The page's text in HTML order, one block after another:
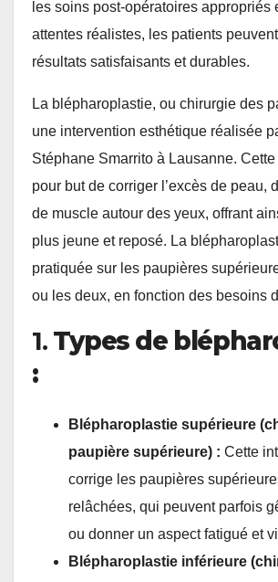
les soins post-opératoires appropriés
attentes réalistes, les patients
résultats satisfaisants et durables.
La blépharoplastie, ou chirurgie des
une intervention esthétique réalisée
Stéphane Smarrito à Lausanne.
pour but de corriger l’excès de peau,
de muscle autour des yeux, offrant
plus jeune et reposé. La
pratiquée sur les paupières
ou les deux, en fonction des besoins
1. Types de
:
Blépharoplastie supérieure
paupière supérieure) : Cette
corrige les paupières
relâchées, qui peuvent parfois
ou donner un aspect fatigué et
Blépharoplastie inférieure